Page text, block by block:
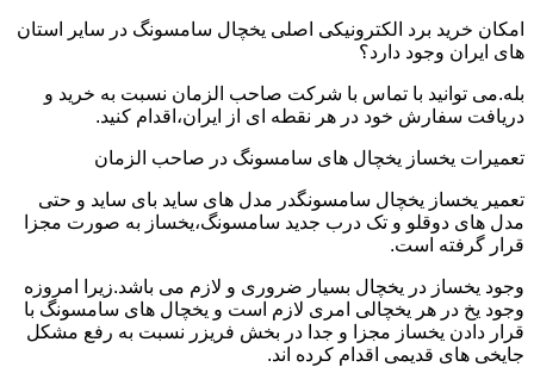
امکان خرید برد الکترونیکی اصلی یخچال سامسونگ در سایر استان
های ایران وجود دارد؟
بله.می توانید با تماس با شرکت صاحب الزمان نسبت به خرید و
دریافت سفارش خود در هر نقطه ای از ایران،اقدام کنید.
تعمیرات یخساز یخچال های سامسونگ در صاحب الزمان
تعمیر یخساز یخچال سامسونگدر مدل های ساید بای ساید و حتی
مدل های دوقلو و تک درب جدید سامسونگ،یخساز به صورت مجزا
قرار گرفته است.
وجود یخساز در یخچال بسیار ضروری و لازم می باشد.زیرا امروزه
وجود یخ در هر یخچالی امری لازم است و یخچال های سامسونگ با
قرار دادن یخساز مجزا و جدا در بخش فریزر نسبت به رفع مشکل
جایخی های قدیمی اقدام کرده اند.